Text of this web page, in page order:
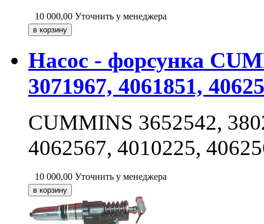
10 000,00 Уточнить у менеджера
Насос - форсунка
3071967, 4061851,
CUMMINS 3652542,
4062567, 4010225,
10 000,00 Уточнить у менеджера